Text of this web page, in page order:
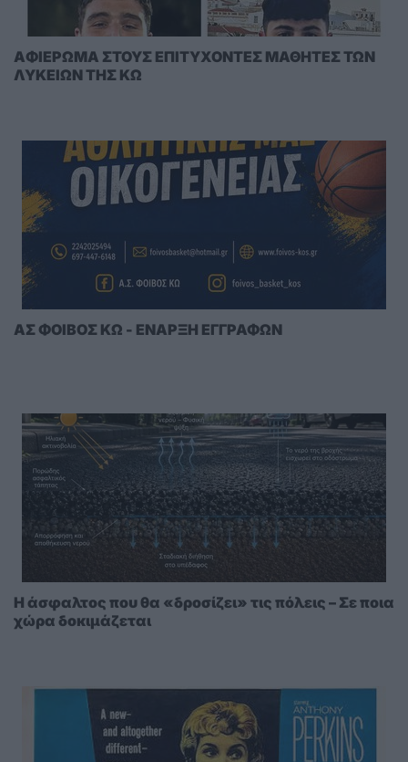
AΦΙΕΡΩΜΑ ΣΤΟΥΣ ΕΠΙΤΥΧΟΝΤΕΣ ΜΑΘΗΤΕΣ ΤΩΝ
ΛΥΚΕΙΩΝ ΤΗΣ ΚΩ
ΑΣ ΦΟΙΒΟΣ ΚΩ - ΕΝΑΡΞΗ ΕΓΓΡΑΦΩΝ
Η άσφαλτος που θα «δροσίζει» τις πόλεις – Σε ποια
χώρα δοκιμάζεται